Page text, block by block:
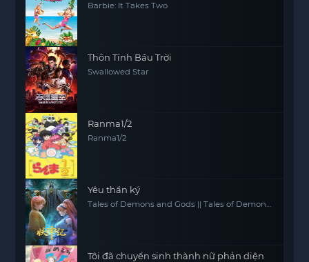
Barbie: It Takes Two
Thôn Tính Bầu Trời
Swallowed Star
Ranma1/2
Ranma1/2
Yêu thần ký
Tales of Demons and Gods || Tales of Demon
Tôi đã chuyển sinh thành nữ phản diện